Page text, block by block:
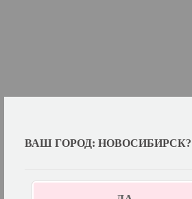
ВАШ ГОРОД: НОВОСИБИРСК?